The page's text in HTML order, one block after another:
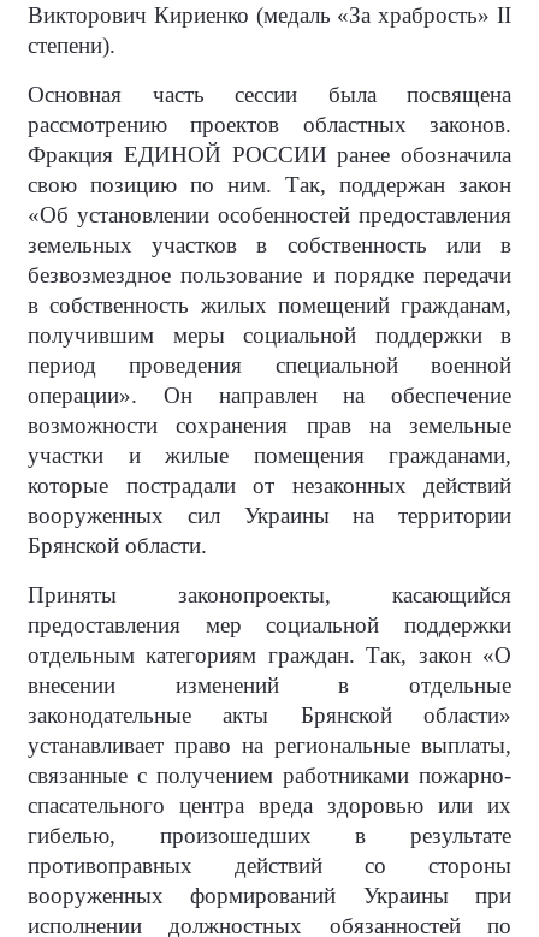
Викторович Кириенко (медаль «За храбрость» II
степени).
Основная часть сессии была посвящена
рассмотрению проектов областных законов.
Фракция ЕДИНОЙ РОССИИ ранее обозначила
свою позицию по ним. Так, поддержан закон
«Об установлении особенностей предоставления
земельных участков в собственность или в
безвозмездное пользование и порядке передачи
в собственность жилых помещений гражданам,
получившим меры социальной поддержки в
период проведения специальной военной
операции». Он направлен на обеспечение
возможности сохранения прав на земельные
участки и жилые помещения гражданами,
которые пострадали от незаконных действий
вооруженных сил Украины на территории
Брянской области.
Приняты законопроекты, касающийся
предоставления мер социальной поддержки
отдельным категориям граждан. Так, закон «О
внесении изменений в отдельные
законодательные акты Брянской области»
устанавливает право на региональные выплаты,
связанные с получением работниками пожарно-
спасательного центра вреда здоровью или их
гибелью, произошедших в результате
противоправных действий со стороны
вооруженных формирований Украины при
исполнении должностных обязанностей по